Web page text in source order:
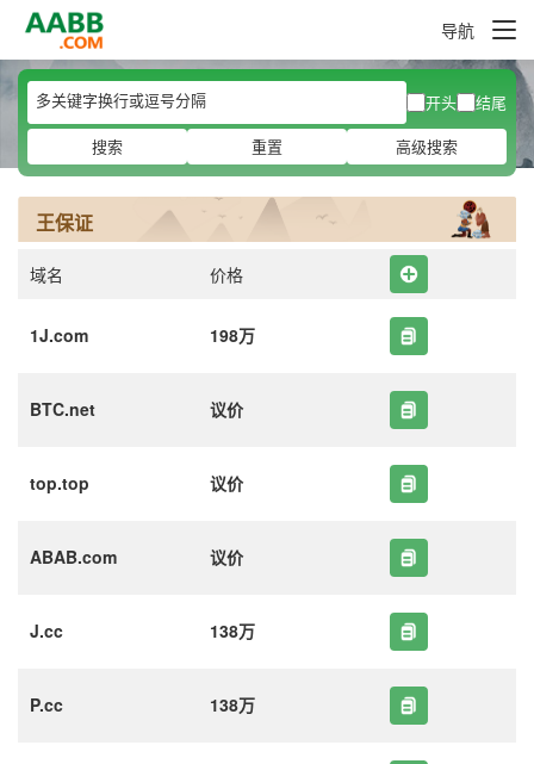
导航
开头
结尾
搜索
重置 高级搜索
王保证
域名 价格
1J.com 198万
BTC.net 议价
top.top 议价
ABAB.com 议价
J.cc 138万
P.cc 138万